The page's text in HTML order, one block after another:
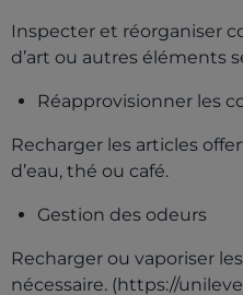
Inspecter et réorganiser
d’art ou autres éléments
Réapprovisionner les
Recharger les articles
d’eau, thé ou café.
Gestion des odeurs
Recharger ou vaporiser
nécessaire. (https://